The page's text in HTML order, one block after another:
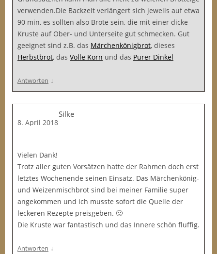
verwenden.Die Backzeit verlängert sich jeweils auf etwa
90 min, es sollten also Brote sein, die mit einer dicke
Kruste auf Ober- und Unterseite gut schmecken. Gut
geeignet sind z.B. das Märchenkönigbrot, dieses
Herbstbrot, das Volle Korn und das Purer Dinkel
Antworten ↓
Silke
8. April 2018
Vielen Dank!
Trotz aller guten Vorsätzen hatte der Rahmen doch erst
letztes Wochenende seinen Einsatz. Das Märchenkönig-
und Weizenmischbrot sind bei meiner Familie super
angekommen und ich musste sofort die Quelle der
leckeren Rezepte preisgeben. 🙂
Die Kruste war fantastisch und das Innere schön fluffig.
Antworten ↓